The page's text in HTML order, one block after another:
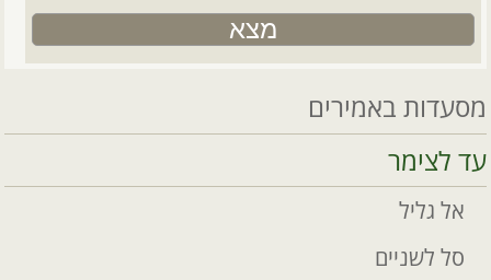
מסעדות באמירים
עד לצימר
אל גליל
סל לשניים